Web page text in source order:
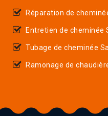
Réparation de
Entretien de cheminée
Tubage de cheminée
Ramonage de